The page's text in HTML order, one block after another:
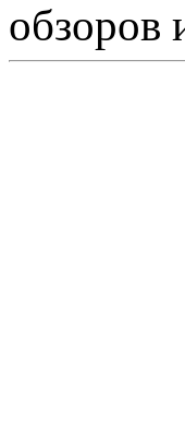
обзоров